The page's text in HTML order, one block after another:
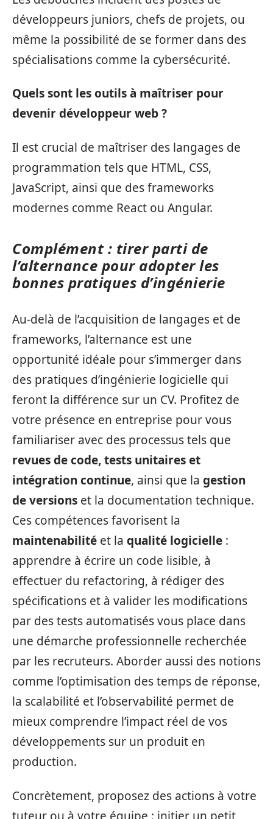
développeurs juniors, chefs de projets, ou
même la possibilité de se former dans des
spécialisations comme la cybersécurité.
Quels sont les outils à maîtriser pour
devenir développeur web ?
Il est crucial de maîtriser des langages de
programmation tels que HTML, CSS,
JavaScript, ainsi que des frameworks
modernes comme React ou Angular.
Complément : tirer parti de
l’alternance pour adopter les
bonnes pratiques d’ingénierie
Au-delà de l’acquisition de langages et de
frameworks, l’alternance est une
opportunité idéale pour s’immerger dans
des pratiques d’ingénierie logicielle qui
feront la différence sur un CV. Profitez de
votre présence en entreprise pour vous
familiariser avec des processus tels que
revues de code, tests unitaires et
intégration continue, ainsi que la gestion
de versions et la documentation technique.
Ces compétences favorisent la
maintenabilité et la qualité logicielle :
apprendre à écrire un code lisible, à
effectuer du refactoring, à rédiger des
spécifications et à valider les modifications
par des tests automatisés vous place dans
une démarche professionnelle recherchée
par les recruteurs. Aborder aussi des notions
comme l’optimisation des temps de réponse,
la scalabilité et l’observabilité permet de
mieux comprendre l’impact réel de vos
développements sur un produit en
production.
Concrètement, proposez des actions à votre